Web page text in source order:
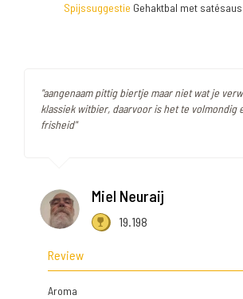
Spijssuggestie Gehaktbal met satésaus
"aangenaam pittig biertje maar niet wat je
klassiek witbier, daarvoor is het te volmondig
frisheid"
Miel Neuraij
19.198
Review
Aroma